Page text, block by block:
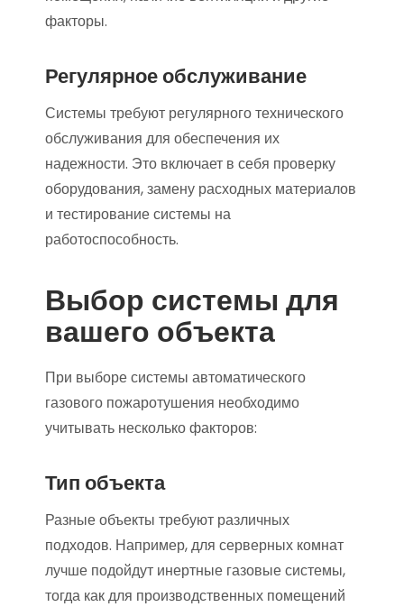
факторы.
Регулярное обслуживание
Системы требуют регулярного технического
обслуживания для обеспечения их
надежности. Это включает в себя проверку
оборудования, замену расходных материалов
и тестирование системы на
работоспособность.
Выбор системы для
вашего объекта
При выборе системы автоматического
газового пожаротушения необходимо
учитывать несколько факторов:
Тип объекта
Разные объекты требуют различных
подходов. Например, для серверных комнат
лучше подойдут инертные газовые системы,
тогда как для производственных помещений